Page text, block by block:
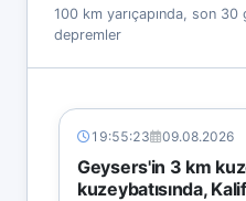
100 km yarıçapında, son
depremler
19:55:23 09.08.2026
Geysers'in 3 km
kuzeybatısında,